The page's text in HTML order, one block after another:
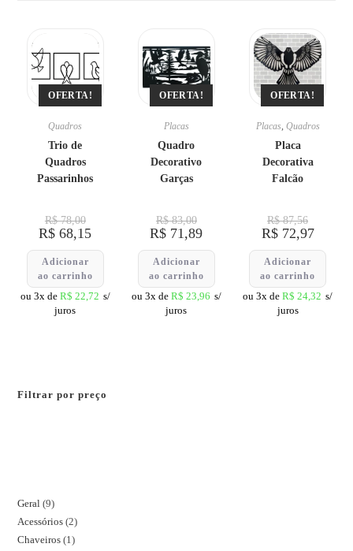
OFERTA!
Quadros
Trio de
Quadros
Passarinhos
R$78,00
R$ 68,15
Adicionar
ao carrinho
ou 3x de R$ 22,72 s/
juros
OFERTA!
Placas
Quadro
Decorativo
Garças
R$83,00
R$ 71,89
Adicionar
ao carrinho
ou 3x de R$ 23,96 s/
juros
OFERTA!
Placas, Quadros
Placa
Decorativa
Falcão
R$87,56
R$72,97
Adicionar
ao carrinho
ou 3x deR$ 24,32 s/
juros
Filtrar por preço
Geral 9
Acessórios 2
Chaveiros 1